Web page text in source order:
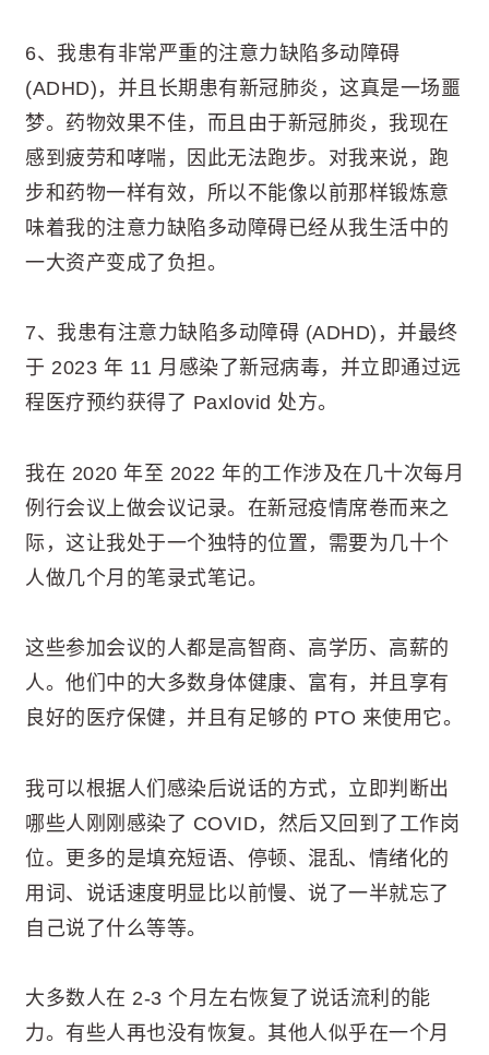
6、我患有非常严重的注意力缺陷多动障碍
(ADHD)，并且长期患有新冠肺炎，这真是一场噩
梦。药物效果不佳，而且由于新冠肺炎，我现在
感到疲劳和哮喘，因此无法跑步。对我来说，跑
步和药物一样有效，所以不能像以前那样锻炼意
味着我的注意力缺陷多动障碍已经从我生活中的
一大资产变成了负担。
7、我患有注意力缺陷多动障碍 (ADHD)，并最终
于 2023 年 11 月感染了新冠病毒，并立即通过远
程医疗预约获得了 Paxlovid 处方。
我在 2020 年至 2022 年的工作涉及在几十次每月
例行会议上做会议记录。在新冠疫情席卷而来之
际，这让我处于一个独特的位置，需要为几十个
人做几个月的笔录式笔记。
这些参加会议的人都是高智商、高学历、高薪的
人。他们中的大多数身体健康、富有，并且享有
良好的医疗保健，并且有足够的 PTO 来使用它。
我可以根据人们感染后说话的方式，立即判断出
哪些人刚刚感染了 COVID，然后又回到了工作岗
位。更多的是填充短语、停顿、混乱、情绪化的
用词、说话速度明显比以前慢、说了一半就忘了
自己说了什么等等。
大多数人在 2-3 个月左右恢复了说话流利的能
力。有些人再也没有恢复。其他人似乎在一个月